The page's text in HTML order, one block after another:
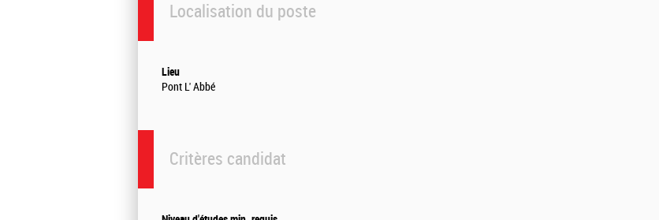
Localisation du poste
Lieu
Pont L' Abbé
Critères candidat